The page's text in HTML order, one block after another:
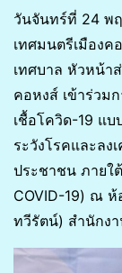
วันจันทร์ที่ 24 พ
เทศมนตรีเมือง
เทศบาล หัวหน้า
คอหงส์ เข้าร่วม
เชื้อโควิด-19 แบ
ระวังโรคและลง
ประชาชน ภายใ
COVID-19) ณ
ทวีรัตน์) สำนักง